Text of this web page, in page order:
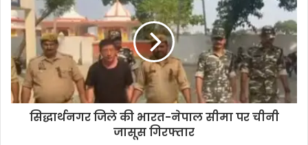
सिद्धार्थनगर जिले की भारत-नेपाल सीमा पर चीनी
जासूस गिरफ्तार